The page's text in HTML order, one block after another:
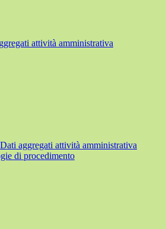
attività amministrativa
Dati aggregati attività amministrativa
di procedimento